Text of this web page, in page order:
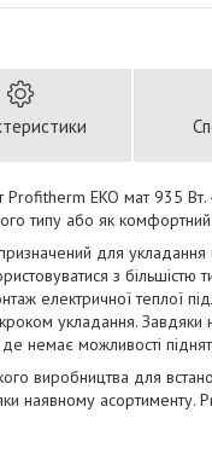
Profitherm EKO мат 935 Вт.
типу або як
для укладання
з більшістю
електричної теплої
укладання.
немає можливості
виробництва для
наявному асортименту.